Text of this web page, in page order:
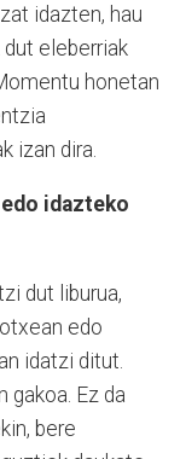
idazten, hau
dut eleberriak
honetan
izan dira.
idazteko
dut liburua,
edo
idatzi ditut.
gakoa. Ez da
bere